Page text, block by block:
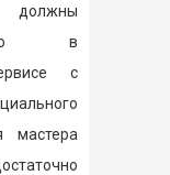
в
с
мастера